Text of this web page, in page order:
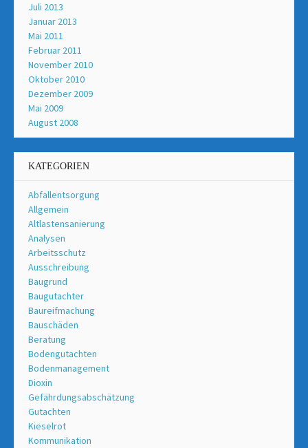
Juli 2013
Januar 2013
Mai 2011
Februar 2011
November 2010
Oktober 2010
Dezember 2009
Mai 2009
August 2008
KATEGORIEN
Abfallentsorgung
Allgemein
Altlastensanierung
Analysen
Arbeitsschutz
Ausschreibung
Baugrund
Baugutachter
Baureifmachung
Bauschäden
Beratung
Bodengutachten
Bodenmanagement
Dioxin
Gefährdungsabschätzung
Gutachten
Kieselrot
Kommunikation